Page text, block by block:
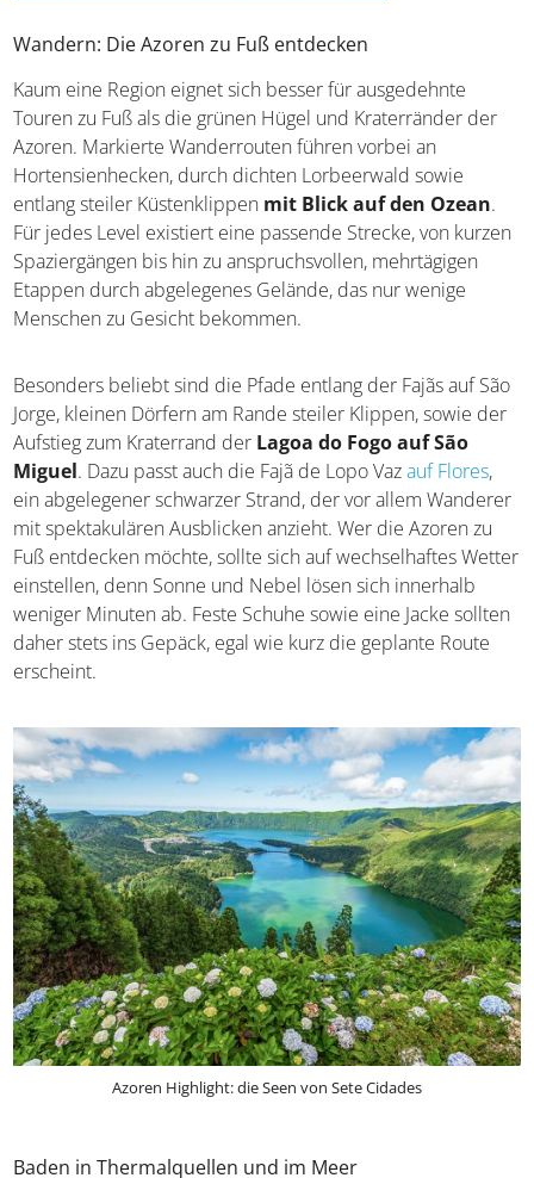
Wandern: Die Azoren zu Fuß entdecken
Kaum eine Region eignet sich besser für ausgedehnte
Touren zu Fuß als die grünen Hügel und Kraterränder der
Azoren. Markierte Wanderrouten führen vorbei an
Hortensienhecken, durch dichten Lorbeerwald sowie
entlang steiler Küstenklippen mit Blick auf den Ozean.
Für jedes Level existiert eine passende Strecke, von kurzen
Spaziergängen bis hin zu anspruchsvollen, mehrtägigen
Etappen durch abgelegenes Gelände, das nur wenige
Menschen zu Gesicht bekommen.
Besonders beliebt sind die Pfade entlang der Fajãs auf São
Jorge, kleinen Dörfern am Rande steiler Klippen, sowie der
Aufstieg zum Kraterrand der Lagoa do Fogo auf São
Miguel. Dazu passt auch die Fajã de Lopo Vazauf Flores,
ein abgelegener schwarzer Strand, der vor allem Wanderer
mit spektakulären Ausblicken anzieht. Wer die Azoren zu
Fuß entdecken möchte, sollte sich auf wechselhaftes Wetter
einstellen, denn Sonne und Nebel lösen sich innerhalb
weniger Minuten ab. Feste Schuhe sowie eine Jacke sollten
daher stets ins Gepäck, egal wie kurz die geplante Route
erscheint.
Azoren Highlight: die Seen von Sete Cidades
Baden in Thermalquellen und im Meer